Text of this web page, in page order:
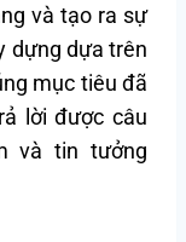
và tạo ra sự
dựng dựa trên
mục tiêu đã
lời được câu
và tin tưởng